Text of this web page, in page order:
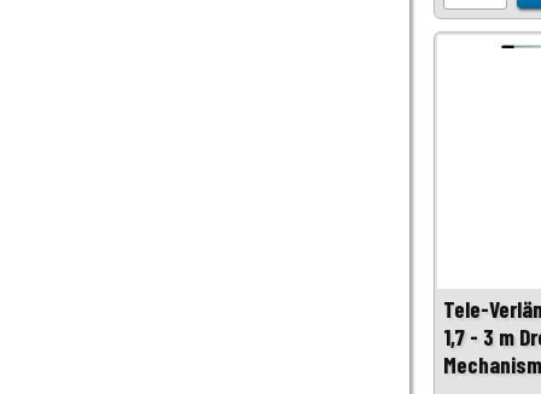
Tele-
1,7 - 3 m